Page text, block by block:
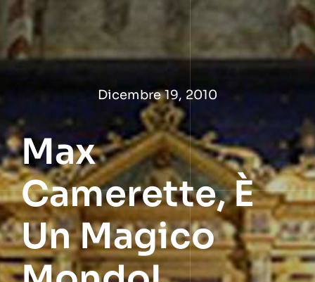
Salta
al
contenuto
Dicembre 19, 2010
Max
Camerette, È
Un Magico